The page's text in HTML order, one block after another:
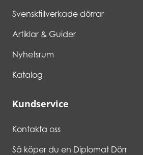
Svensktillverkade dörrar
Artiklar & Guider
Nyhetsrum
Katalog
Kundservice
Kontakta oss
Så köper du en Diplomat Dörr